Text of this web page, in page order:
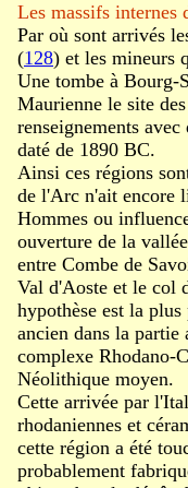
Les massifs internes
Par où sont arrivés
(128) et les mineurs
Une tombe à Bourg-
Maurienne le site
renseignements
daté de 1890 BC.
Ainsi ces régions
de l'Arc n'ait encore
Hommes ou
ouverture de la
entre Combe de
Val d'Aoste et le col
hypothèse est la
ancien dans la
complexe Rhodano-
Néolithique moyen.
Cette arrivée par
rhodaniennes et
cette région a été
probablement